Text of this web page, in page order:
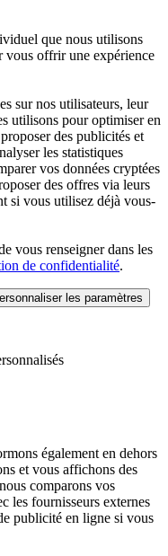
que nous utilisons
vous offrir une expérience
sur nos utilisateurs, leur
utilisons pour optimiser en
des publicités et
les statistiques
vos données cryptées
des offres via leurs
si vous utilisez déjà vous-
vous renseigner dans les
de confidentialité.
les paramètres
également en dehors
et vous affichons des
comparons vos
les fournisseurs externes
publicité en ligne si vous